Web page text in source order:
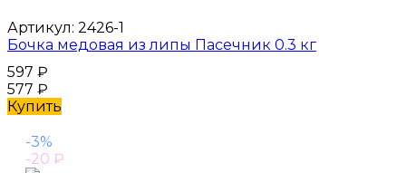
Артикул: 2426-1
Бочка медовая из липы Пасечник 0.3 кг
597 ₽
577 ₽
Купить
-3%
-20 ₽